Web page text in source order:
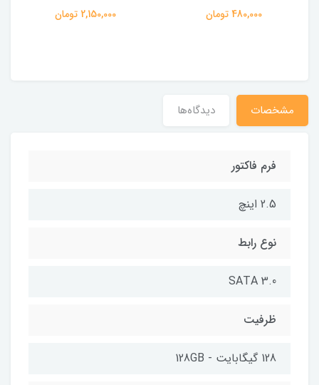
480,000 تومان 2,150,000 تومان
مشخصات دیدگاه‌ها
فرم فاکتور
2.5 اینچ
نوع رابط
SATA 3.0
ظرفیت
128 گیگابایت - 128GB